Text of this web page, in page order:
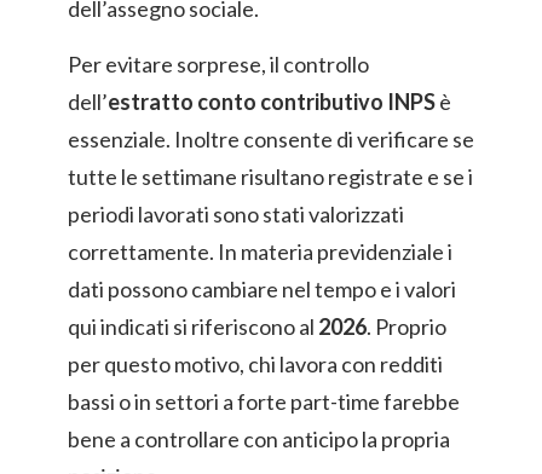
dell’assegno sociale.
Per evitare sorprese, il controllo
dell’estratto conto contributivo INPSè
essenziale. Inoltre consente di verificare se
tutte le settimane risultano registrate e se i
periodi lavorati sono stati valorizzati
correttamente. In materia previdenziale i
dati possono cambiare nel tempo e i valori
qui indicati si riferiscono al 2026. Proprio
per questo motivo, chi lavora con redditi
bassi o in settori a forte part-time farebbe
bene a controllare con anticipo la propria